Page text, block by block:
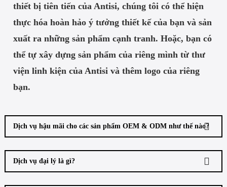
thiết bị tiên tiến của Antisi, chúng tôi có thể hiện
thực hóa hoàn hảo ý tưởng thiết kế của bạn và sản
xuất ra những sản phẩm cạnh tranh. Hoặc, bạn có
thể tự xây dựng sản phẩm của riêng mình từ thư
viện linh kiện của Antisi và thêm logo của riêng
bạn.
Dịch vụ hậu mãi cho các sản phẩm OEM & ODM như thế nào?
Dịch vụ đại lý là gì?